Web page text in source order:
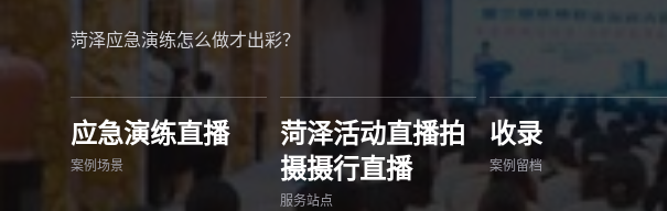
菏泽应急演练怎么做才出彩？
应急演练直播
案例场景
菏泽活动直播拍
摄摄行直播
服务站点
收录
案例留档